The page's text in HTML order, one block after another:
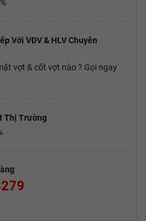
Với VĐV & HLV Chuyên
vợt & cốt vợt nào ? Gọi ngay
Thị Trường